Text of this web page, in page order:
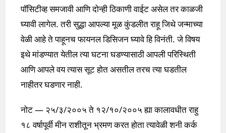
पॉसिटीव्ह समजावी आणि दोन्ही ठिकाणी वाईट असेल तर काळजी
घ्यावी लागेल. तरी सुद्धा आपल्या मूळ कुंडलीत राहू जिथे जन्माच्या
वेळी आहे ते पाहूनच फायनल डिसिजन घ्यावे हि विनंती. जे विषय
इथे मांडण्यात येतील त्या घटना घडण्यासाठी आपली परिस्थिती
आणि आपले वय त्यास सूट होत असतील तरच त्या घडतील
नाहीतर घडणार नाही.
नोट — २५/३/२००५ ते १२/१०/२००५ ह्या कालावधीत राहु
१८ वर्षापूर्वी मीन राशीतून भ्रमण करत होता त्यावेळी शनी कर्क